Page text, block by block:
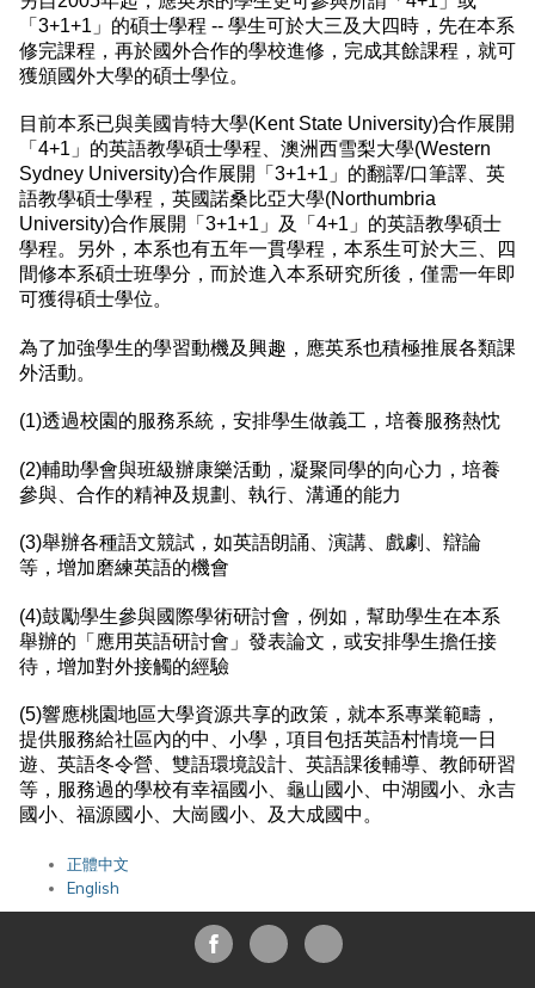
「3+1+1」的碩士學程 -- 學生可於大三及大四時，先在本系
修完課程，再於國外合作的學校進修，完成其餘課程，就可
獲頒國外大學的碩士學位。
目前本系已與美國肯特大學(Kent State University)合作展開
「4+1」的英語教學碩士學程、澳洲西雪梨大學(Western
Sydney University)合作展開「3+1+1」的翻譯/口筆譯、英
語教學碩士學程，英國諾桑比亞大學(Northumbria
University)合作展開「3+1+1」及「4+1」的英語教學碩士
學程。另外，本系也有五年一貫學程，本系生可於大三、四
間修本系碩士班學分，而於進入本系研究所後，僅需一年即
可獲得碩士學位。
為了加強學生的學習動機及興趣，應英系也積極推展各類課
外活動。
(1)透過校園的服務系統，安排學生做義工，培養服務熱忱
(2)輔助學會與班級辦康樂活動，凝聚同學的向心力，培養
參與、合作的精神及規劃、執行、溝通的能力
(3)舉辦各種語文競試，如英語朗誦、演講、戲劇、辯論
等，增加磨練英語的機會
(4)鼓勵學生參與國際學術研討會，例如，幫助學生在本系
舉辦的「應用英語研討會」發表論文，或安排學生擔任接
待，增加對外接觸的經驗
(5)響應桃園地區大學資源共享的政策，就本系專業範疇，
提供服務給社區內的中、小學，項目包括英語村情境一日
遊、英語冬令營、雙語環境設計、英語課後輔導、教師研習
等，服務過的學校有幸福國小、龜山國小、中湖國小、永吉
國小、福源國小、大崗國小、及大成國中。
正體中文
English